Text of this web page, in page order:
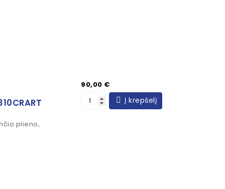
plieno,
Kaina
90,00 €
Į krepšelį